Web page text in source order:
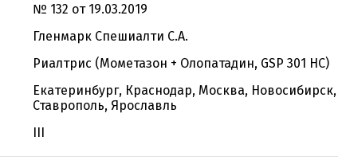
№ 132 от 19.03.2019
Гленмарк Спешиалти С.А.
Риалтрис (Мометазон + Олопатадин, GSP 301 НС)
Екатеринбург, Краснодар, Москва,
Ставрополь, Ярославль
III